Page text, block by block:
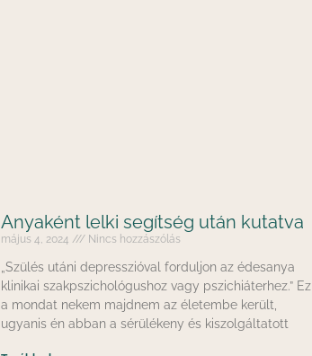
Anyaként lelki segítség után kutatva
május 4, 2024 Nincs hozzászólás
„Szülés utáni depresszióval forduljon az édesanya
klinikai szakpszichológushoz vagy pszichiáterhez.” Ez
a mondat nekem majdnem az életembe került,
ugyanis én abban a sérülékeny és kiszolgáltatott